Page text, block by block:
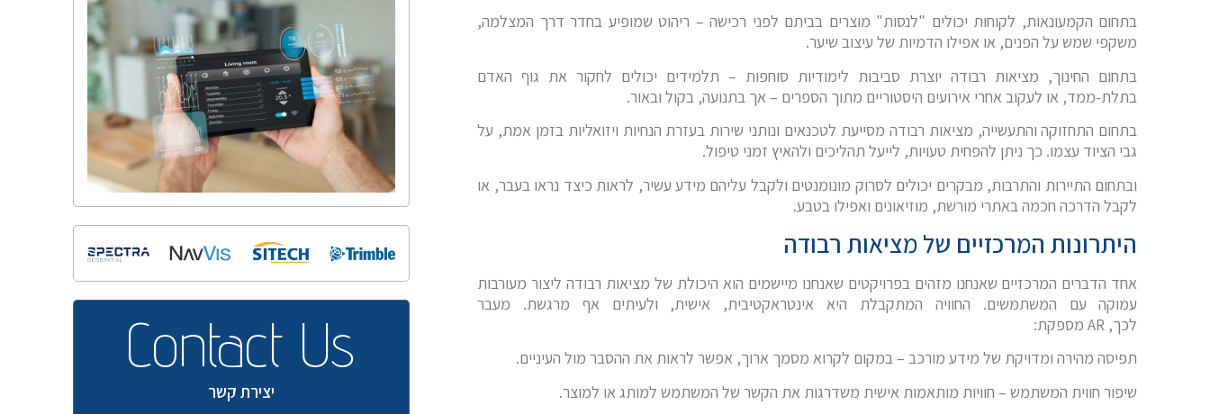
בתחום הקמעונאות, לקוחות יכולים "לנסות" מוצרים בביתם לפני רכישה – ריהוט שמופיע בחדר דרך המצלמה,
משקפי שמש על הפנים, או אפילו הדמיות של עיצוב שיער.
בתחום החינוך, מציאות רבודה יוצרת סביבות לימודיות סוחפות – תלמידים יכולים לחקור את גוף האדם
בתלת-ממד, או לעקוב אחרי אירועים היסטוריים מתוך הספרים – אך בתנועה, בקול ובאור.
בתחום התחזוקה והתעשייה, מציאות רבודה מסייעת לטכנאים ונותני שירות בעזרת הנחיות ויזואליות בזמן אמת, על
גבי הציוד עצמו. כך ניתן להפחית טעויות, לייעל תהליכים ולהאיץ זמני טיפול.
ובתחום התיירות והתרבות, מבקרים יכולים לסרוק מונומנטים ולקבל עליהם מידע עשיר, לראות כיצד נראו בעבר, או
לקבל הדרכה חכמה באתרי מורשת, מוזיאונים ואפילו בטבע.
היתרונות המרכזיים של מציאות רבודה
אחד הדברים המרכזיים שאנחנו מזהים בפרויקטים שאנחנו מיישמים הוא היכולת של מציאות רבודה ליצור מעורבות
עמוקה עם המשתמשים. החוויה המתקבלת היא אינטראקטיבית, אישית, ולעיתים אף מרגשת. מעבר
לכך, ARמספקת:
תפיסה מהירה ומדויקת של מידע מורכב – במקום לקרוא מסמך ארוך, אפשר לראות את ההסבר מול העיניים.
שיפור חווית המשתמש – חוויות מותאמות אישית משדרגות את הקשר של המשתמש למותג או למוצר.
Contact Us
יצירת קשר